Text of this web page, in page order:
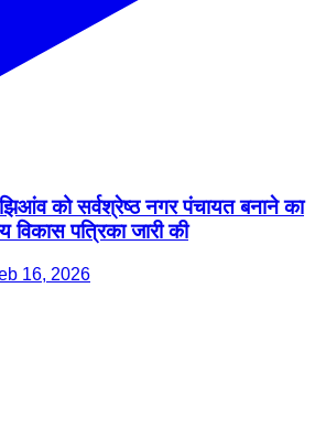
को सर्वश्रेष्ठ नगर पंचायत बनाने का
पत्रिका जारी की
16, 2026